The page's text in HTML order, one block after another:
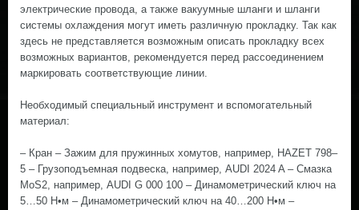
электрические провода, а также вакуумные шланги и шланги
системы охлаждения могут иметь различную прокладку. Так как
здесь не представляется возможным описать прокладку всех
возможных вариантов, рекомендуется перед рассоединением
маркировать соответствующие линии.
Необходимый специальный инструмент и вспомогательный
материал:
– Кран – Зажим для пружинных хомутов, например, HAZET 798–
5 – Грузоподъемная подвеска, например, AUDI 2024 A – Смазка
MoS2, например, AUDI G 000 100 – Динамометрический ключ на
5…50 Н•м – Динамометрический ключ на 40…200 Н•м –